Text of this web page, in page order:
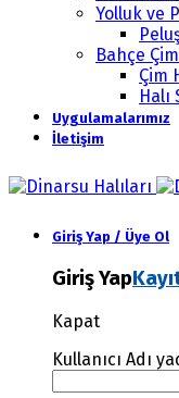
Yolluk ve
Bahçe
Çim
Uygulamalarımız
İletişim
Giriş Yap / Üye Ol
Giriş Yap
Kapat
Kullanıcı Adı